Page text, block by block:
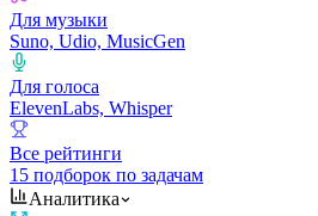
Для музыки
Suno, Udio, MusicGen
Для голоса
ElevenLabs, Whisper
Все рейтинги
15 подборок по задачам
Аналитика